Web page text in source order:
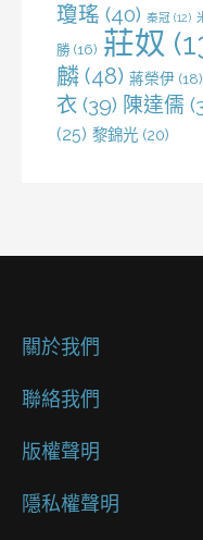
瓊瑤 (40) 秦冠 (12)
勝 (16) 莊奴
麟 (48) 蔣榮伊 (18)
衣 (39) 陳達儒
(25) 黎錦光 (20)
關於我們
聯絡我們
版權聲明
隱私權聲明